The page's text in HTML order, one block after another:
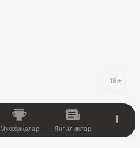
18+
Мусобақалар Янгиликлар